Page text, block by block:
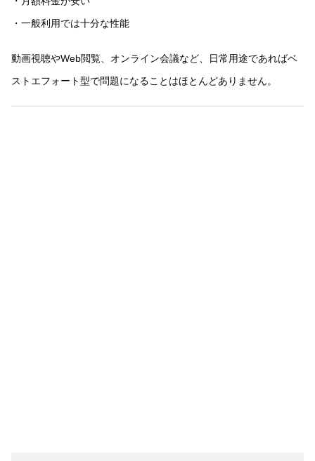
・一般利用では十分な性能
動画視聴やWeb閲覧、オンライン会議など、日常用途であればベ
ストエフォート型で問題になることはほとんどありません。